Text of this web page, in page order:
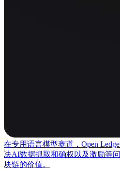
在专用语言模型赛道，Open
决AI数据抓取和确权以及激励等
块链的价值。